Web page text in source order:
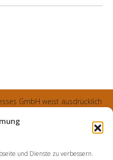
und Dienste zu verbessern.
GmbH weist ausdrücklich
die SecuPart GmbH
wir in manchen Ortschaften